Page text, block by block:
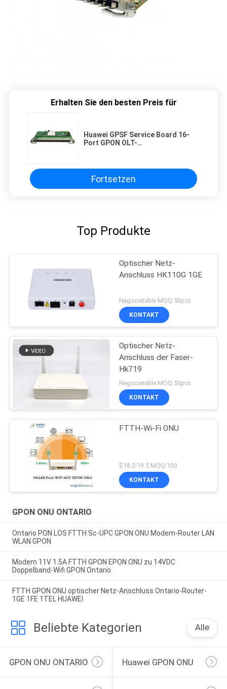
Erhalten Sie den besten Preis für
Huawei GPSF Service Board 16-
Port GPON OLT-
Fortsetzen
Top Produkte
Optischer Netz-
Anschluss HK110G 1GE
Negociatable MOQ:50pcs
KONTAKT
Optischer Netz-
Anschluss der Faser-
Hk719
Negociatable MOQ:50pcs
KONTAKT
FTTH-Wi-Fi ONU
$18.2-19.5 MOQ:100
KONTAKT
GPON ONU ONTARIO
Ontario PON LOS FTTH Sc-UPC GPON ONU Modem-Router LAN
WLAN GPON
Modem 11V 1.5A FTTH GPON EPON ONU zu 14VDC
Doppelband-Wifi GPON Ontario
FTTH GPON ONU optischer Netz-Anschluss Ontario-Router-
1GE 1FE 1TEL HUAWEI
Beliebte Kategorien Alle
GPON ONU ONTARIO Huawei GPON ONU